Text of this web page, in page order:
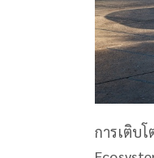
การเติบ